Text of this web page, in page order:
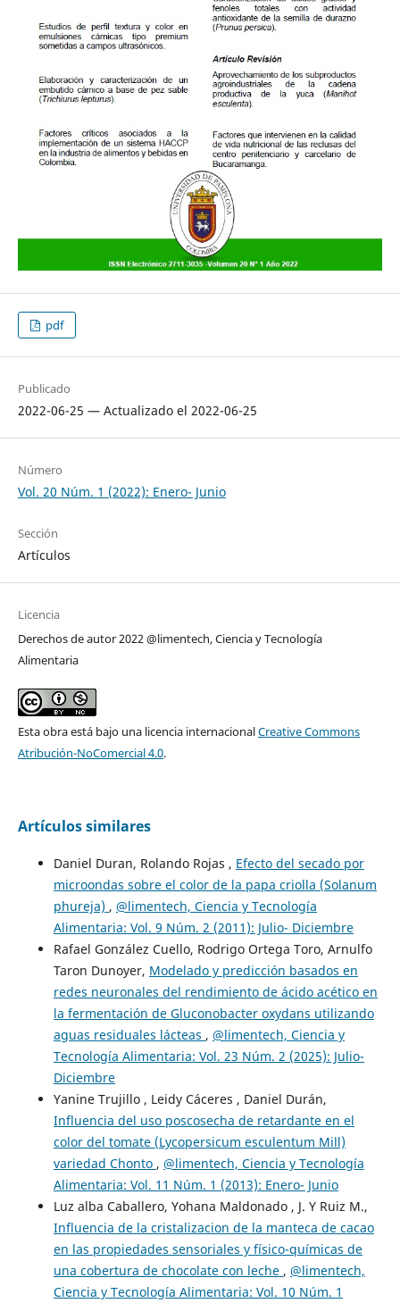
pdf
Publicado
2022-06-25 — Actualizado el 2022-06-25
Número
Vol. 20 Núm. 1 (2022): Enero- Junio
Sección
Artículos
Licencia
Derechos de autor 2022 @limentech, Ciencia y Tecnología
Alimentaria
Esta obra está bajo una licencia internacionalCreative Commons
Atribución-NoComercial 4.0.
Artículos similares
Daniel Duran, Rolando Rojas , Efecto del secado por
microondas sobre el color de la papa criolla (Solanum
phureja) , @limentech, Ciencia y Tecnología
Alimentaria: Vol. 9 Núm. 2 (2011): Julio- Diciembre
Rafael González Cuello, Rodrigo Ortega Toro, Arnulfo
Taron Dunoyer, Modelado y predicción basados en
redes neuronales del rendimiento de ácido acético en
la fermentación de Gluconobacter oxydans utilizando
aguas residuales lácteas , @limentech, Ciencia y
Tecnología Alimentaria: Vol. 23 Núm. 2 (2025): Julio-
Diciembre
Yanine Trujillo , Leidy Cáceres , Daniel Durán,
Influencia del uso poscosecha de retardante en el
color del tomate (Lycopersicum esculentum Mill)
variedad Chonto , @limentech, Ciencia y Tecnología
Alimentaria: Vol. 11 Núm. 1 (2013): Enero- Junio
Luz alba Caballero, Yohana Maldonado , J. Y Ruiz M.,
Influencia de la cristalizacion de la manteca de cacao
en las propiedades sensoriales y físico-químicas de
una cobertura de chocolate con leche , @limentech,
Ciencia y Tecnología Alimentaria: Vol. 10 Núm. 1